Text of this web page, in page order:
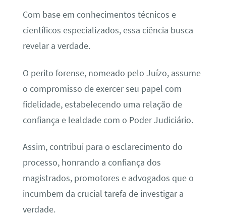
Com base em conhecimentos técnicos e
científicos especializados, essa ciência busca
revelar a verdade.
O perito forense, nomeado pelo Juízo, assume
o compromisso de exercer seu papel com
fidelidade, estabelecendo uma relação de
confiança e lealdade com o Poder Judiciário.
Assim, contribui para o esclarecimento do
processo, honrando a confiança dos
magistrados, promotores e advogados que o
incumbem da crucial tarefa de investigar a
verdade.